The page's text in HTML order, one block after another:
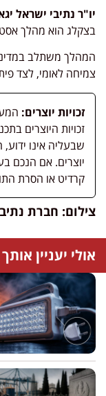
יו"ר נתיבי ישראל
בצקלג הוא מהלך
המהלך משתלב
צמיחה לאומי, לצד
זכויות יוצרים:
זכויות היוצרים
יוצרים. אם הנכם
קרדיט או הסרת
צילום: חברת
אולי יעניין אותך